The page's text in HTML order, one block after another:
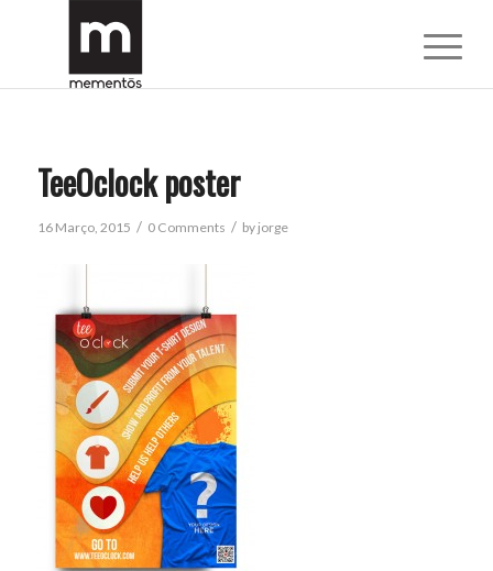
TeeOclock poster
16 Março, 2015 / 0 Comments / by jorge